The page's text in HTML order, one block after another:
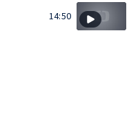
14:50